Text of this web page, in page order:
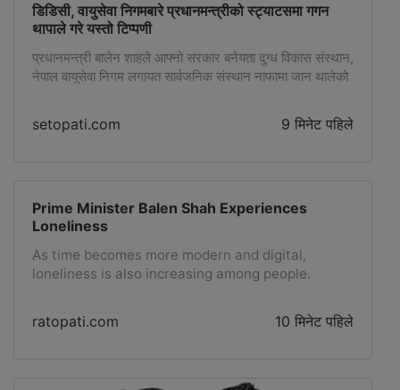
डिडिसी, वायुसेवा निगमबारे प्रधानमन्त्रीको स्ट्याटसमा गगन
थापाले गरे यस्तो टिप्पणी
प्रधानमन्त्री बालेन शाहले आफ्नो सरकार बनेयता दुग्ध विकास संस्थान,
नेपाल वायुसेवा निगम लगायत सार्वजनिक संस्थान नाफामा जान थालेको
कांग्रेसका सभापति गगन थापाले तथ्यसहित टिप्पणी गरेका छन्।
setopati.com 9 मिनेट पहिले
Prime Minister Balen Shah Experiences
Loneliness
As time becomes more modern and digital,
loneliness is also increasing among people.
run their lives and who come to big cities for
studies are often troubled by loneliness. But now
How have politicians around the world felt
ratopati.com 10 मिनेट पहिले